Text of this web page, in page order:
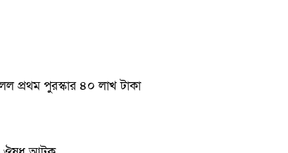
প্রথম পুরস্কার ৪০ লাখ টাকা